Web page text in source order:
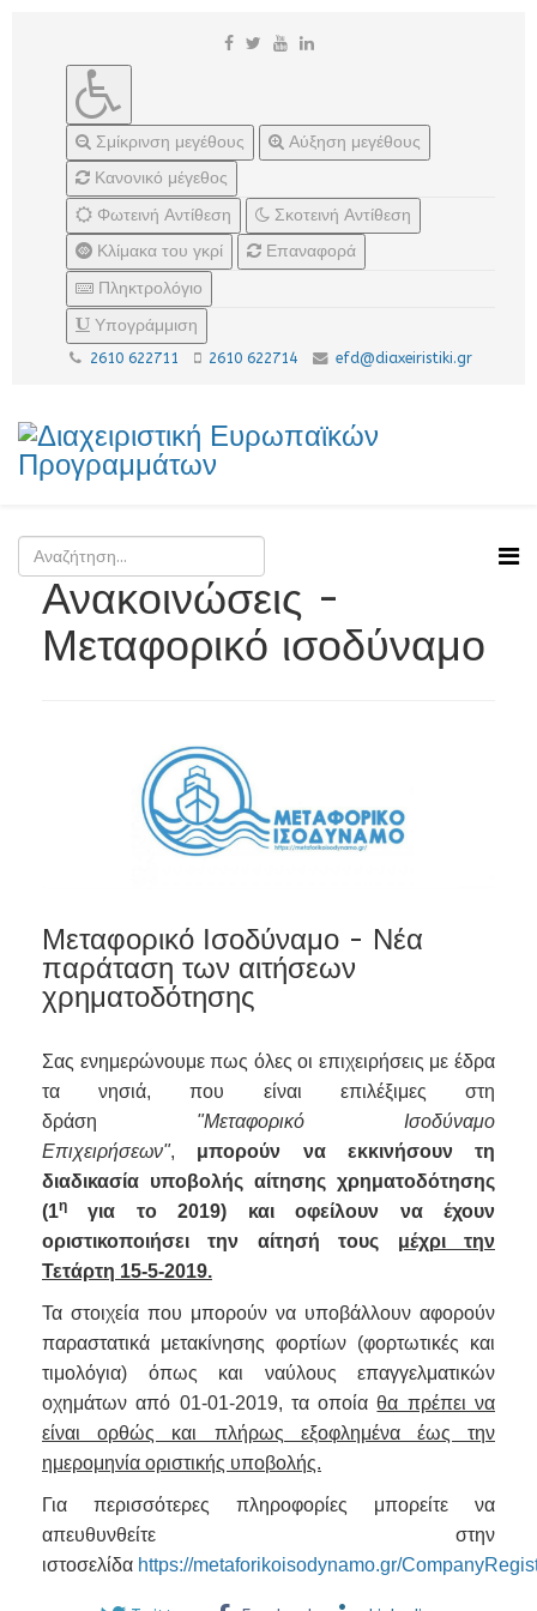
Σμίκρινση μεγέθους
Αύξηση μεγέθους
Κανονικό μέγεθος
Φωτεινή Αντίθεση
Σκοτεινή Αντίθεση
Κλίμακα του γκρί
Επαναφορά
Πληκτρολόγιο
Υπογράμμιση
2610 622711 2610 622714 efd@diaxeiristiki.gr
Ανακοινώσεις -
Μεταφορικό ισοδύναμο
Μεταφορικό Ισοδύναμο - Νέα
παράταση των αιτήσεων
χρηματοδότησης
Σας ενημερώνουμε πως όλες οι επιχειρήσεις με έδρα
τα νησιά, που είναι επιλέξιμες στη
δράση "Μεταφορικό Ισοδύναμο
Επιχειρήσεων", μπορούν να εκκινήσουν τη
διαδικασία υποβολής αίτησης χρηματοδότησης
(1η
για το 2019) και οφείλουν να έχουν
οριστικοποιήσει την αίτησή τους μέχρι την
Τετάρτη 15-5-2019.
Τα στοιχεία που μπορούν να υποβάλλουν αφορούν
παραστατικά μετακίνησης φορτίων (φορτωτικές και
τιμολόγια) όπως και ναύλους επαγγελματικών
οχημάτων από 01-01-2019, τα οποίαθα πρέπει να
είναι ορθώς και πλήρως εξοφλημένα έως την
ημερομηνία οριστικής υποβολής.
Για περισσότερες πληροφορίες μπορείτε να
απευθυνθείτε στην
ιστοσελίδα https://metaforikoisodynamo.gr/